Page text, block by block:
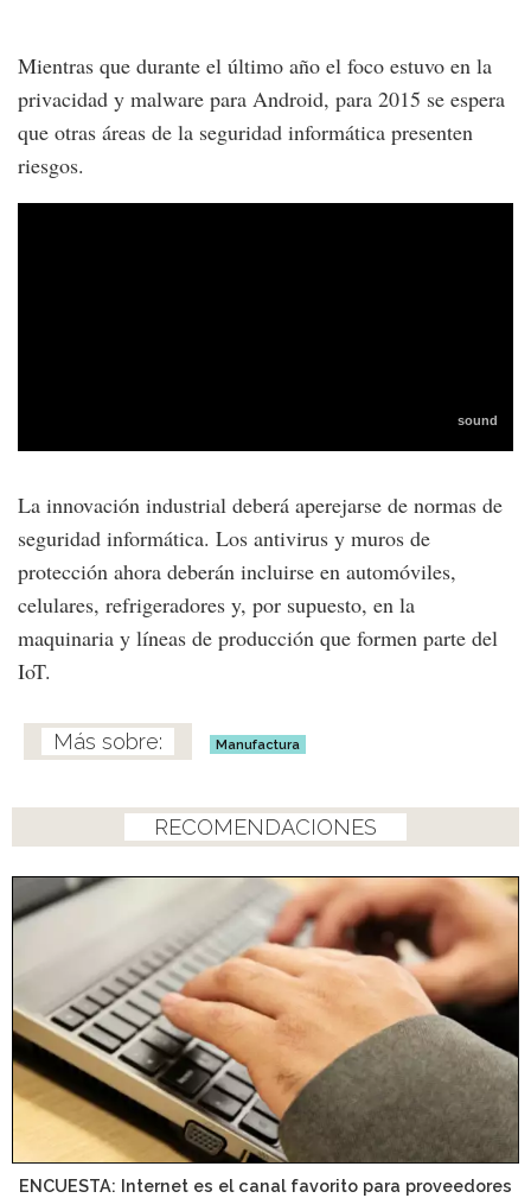
Mientras que durante el último año el foco estuvo en la
privacidad y malware para Android, para 2015 se espera
que otras áreas de la seguridad informática presenten
riesgos.
La innovación industrial deberá aperejarse de normas de
seguridad informática. Los antivirus y muros de
protección ahora deberán incluirse en automóviles,
celulares, refrigeradores y, por supuesto, en la
maquinaria y líneas de producción que formen parte del
IoT.
Manufactura
RECOMENDACIONES
ENCUESTA: Internet es el canal favorito para proveedores